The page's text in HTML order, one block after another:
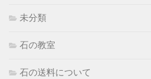
未分類
石の教室
石の送料について